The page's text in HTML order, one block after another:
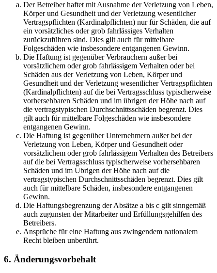
Der Betreiber haftet mit Ausnahme der Verletzung von Leben,
Körper und Gesundheit und der Verletzung wesentlicher
Vertragspflichten (Kardinalpflichten) nur für Schäden, die auf
ein vorsätzliches oder grob fahrlässiges Verhalten
zurückzuführen sind. Dies gilt auch für mittelbare
Folgeschäden wie insbesondere entgangenen Gewinn.
Die Haftung ist gegenüber Verbrauchern außer bei
vorsätzlichem oder grob fahrlässigem Verhalten oder bei
Schäden aus der Verletzung von Leben, Körper und
Gesundheit und der Verletzung wesentlicher Vertragspflichten
(Kardinalpflichten) auf die bei Vertragsschluss typischerweise
vorhersehbaren Schäden und im übrigen der Höhe nach auf
die vertragstypischen Durchschnittsschäden begrenzt. Dies
gilt auch für mittelbare Folgeschäden wie insbesondere
entgangenen Gewinn.
Die Haftung ist gegenüber Unternehmern außer bei der
Verletzung von Leben, Körper und Gesundheit oder
vorsätzlichem oder grob fahrlässigem Verhalten des Betreibers
auf die bei Vertragsschluss typischerweise vorhersehbaren
Schäden und im Übrigen der Höhe nach auf die
vertragstypischen Durchschnittsschäden begrenzt. Dies gilt
auch für mittelbare Schäden, insbesondere entgangenen
Gewinn.
Die Haftungsbegrenzung der Absätze a bis c gilt sinngemäß
auch zugunsten der Mitarbeiter und Erfüllungsgehilfen des
Betreibers.
Ansprüche für eine Haftung aus zwingendem nationalem
Recht bleiben unberührt.
6. Änderungsvorbehalt